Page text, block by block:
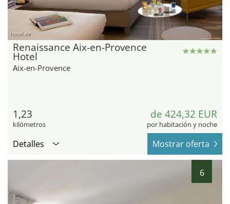
hotel.de
Renaissance Aix-en-Provence
Hotel
Aix-en-Provence
1,23
kilómetros
de 424,32 EUR
por habitación y noche
Detalles Mostrar oferta
6